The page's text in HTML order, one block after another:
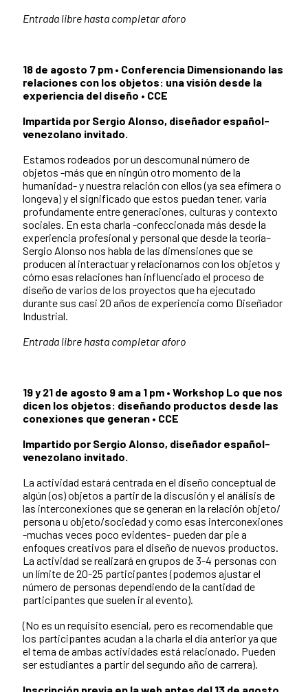
Entrada libre hasta completar aforo
18 de agosto 7 pm • Conferencia Dimensionando las
relaciones con los objetos: una visión desde la
experiencia del diseño • CCE
Impartida por Sergio Alonso, diseñador español-
venezolano invitado.
Estamos rodeados por un descomunal número de
objetos -más que en ningún otro momento de la
humanidad- y nuestra relación con ellos (ya sea efímera o
longeva) y el significado que estos puedan tener, varía
profundamente entre generaciones, culturas y contexto
sociales. En esta charla -confeccionada más desde la
experiencia profesional y personal que desde la teoría–
Sergio Alonso nos habla de las dimensiones que se
producen al interactuar y relacionarnos con los objetos y
cómo esas relaciones han influenciado el proceso de
diseño de varios de los proyectos que ha ejecutado
durante sus casi 20 años de experiencia como Diseñador
Industrial.
Entrada libre hasta completar aforo
19 y 21 de agosto 9 am a 1 pm • Workshop Lo que nos
dicen los objetos: diseñando productos desde las
conexiones que generan • CCE
Impartido por Sergio Alonso, diseñador español-
venezolano invitado.
La actividad estará centrada en el diseño conceptual de
algún (os) objetos a partir de la discusión y el análisis de
las interconexiones que se generan en la relación objeto/
persona u objeto/sociedad y como esas interconexiones
-muchas veces poco evidentes- pueden dar pie a
enfoques creativos para el diseño de nuevos productos.
La actividad se realizará en grupos de 3-4 personas con
un límite de 20-25 participantes (podemos ajustar el
número de personas dependiendo de la cantidad de
participantes que suelen ir al evento).
(No es un requisito esencial, pero es recomendable que
los participantes acudan a la charla el día anterior ya que
el tema de ambas actividades está relacionado. Pueden
ser estudiantes a partir del segundo año de carrera).